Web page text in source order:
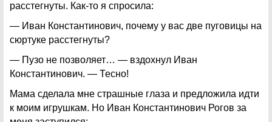
расстегнуты. Как-то я спросила:
— Иван Константинович, почему у вас две пуговицы на
сюртуке расстегнуты?
— Пузо не позволяет… — вздохнул Иван
Константинович. — Тесно!
Мама сделала мне страшные глаза и предложила идти
к моим игрушкам. Но Иван Константинович Рогов за